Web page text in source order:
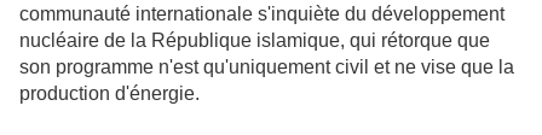
communauté internationale s'inquiète du développement
nucléaire de la République islamique, qui rétorque que
son programme n'est qu'uniquement civil et ne vise que la
production d'énergie.